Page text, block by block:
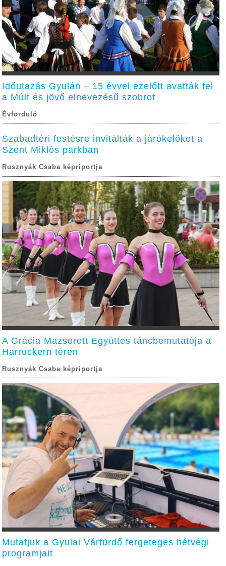
Időutazás Gyulán – 15 évvel ezelőtt avatták fel
a Múlt és jövő elnevezésű szobrot
Évforduló
Szabadtéri festésre invitálták a járókelőket a
Szent Miklós parkban
Rusznyák Csaba képriportja
A Grácia Mazsorett Együttes táncbemutatója a
Harruckern téren
Rusznyák Csaba képriportja
Mutatjuk a Gyulai Várfürdő fergeteges hétvégi
programjait